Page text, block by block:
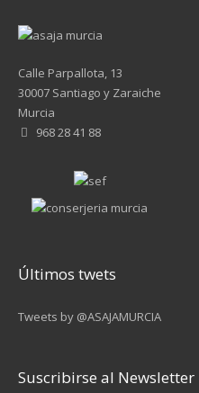
Calle Parpallota, 13
30007 Santiago y Zaraiche
Murcia
968 28 41 88
Últimos twets
Tweets by @ASAJAMURCIA
Suscribirse al Newsletter